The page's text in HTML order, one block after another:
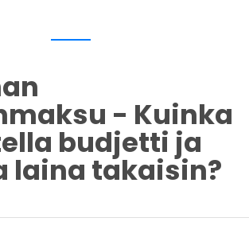
- Kuinka
budjetti ja
laina takaisin?